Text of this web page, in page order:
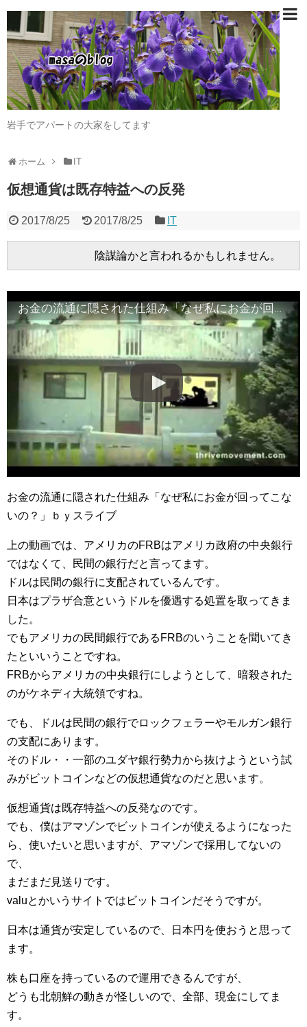
岩手でアパートの大家をしてます
ホーム IT
仮想通貨は既存特益への反発
2017/8/25 2017/8/25 IT
お金の流通に隠された仕組み「なぜ私にお金が回ってこないの？」ｂｙスライブ
お金の流通に隠された仕組み「なぜ私にお金が回ってこな
いの？」ｂｙスライブ
上の動画では、アメリカのFRBはアメリカ政府の中央銀行
ではなくて、民間の銀行だと言ってます。
ドルは民間の銀行に支配されているんです。
日本はプラザ合意というドルを優遇する処置を取ってきま
した。
でもアメリカの民間銀行であるFRBのいうことを聞いてき
たといいうことですね。
FRBからアメリカの中央銀行にしようとして、暗殺された
のがケネディ大統領ですね。
でも、ドルは民間の銀行でロックフェラーやモルガン銀行
の支配にあります。
そのドル・・一部のユダヤ銀行勢力から抜けようという試
みがビットコインなどの仮想通貨なのだと思います。
仮想通貨は既存特益への反発なのです。
でも、僕はアマゾンでビットコインが使えるようになった
ら、使いたいと思いますが、アマゾンで採用してないの
で、
まだまだ見送りです。
valuとかいうサイトではビットコインだそうですが。
日本は通貨が安定しているので、日本円を使おうと思って
ます。
株も口座を持っているので運用できるんですが、
どうも北朝鮮の動きが怪しいので、全部、現金にしてま
す。